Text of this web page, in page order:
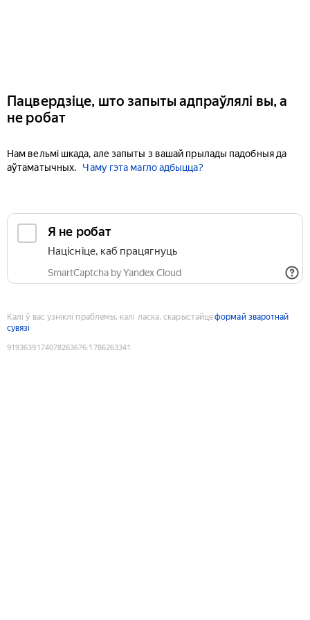
Пацвердзіце, што запыты адпраўлялі вы, а
не робат
Нам вельмі шкада, але запыты з вашай прылады падобныя да
аўтаматычных.
Чаму гэта магло адбыцца?
Я не робат
Націсніце, каб працягнуць
SmartCaptcha by Yandex Cloud
Калі ў вас узніклі праблемы, калі ласка, скарыстайцеформай зваротнай
сувязі
9193639174078263676:1786263341